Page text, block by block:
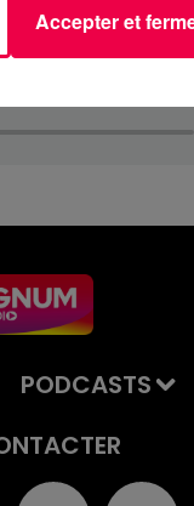
PODCASTS
Accepter et